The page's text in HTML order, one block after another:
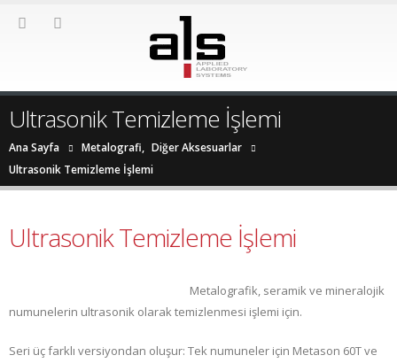
Ultrasonik Temizleme İşlemi
Ana Sayfa Metalografi, Diğer Aksesuarlar
Ultrasonik Temizleme İşlemi
Ultrasonik Temizleme İşlemi
Metalografik, seramik ve mineralojik
numunelerin ultrasonik olarak temizlenmesi işlemi için.
Seri üç farklı versiyondan oluşur: Tek numuneler için Metason 60T ve